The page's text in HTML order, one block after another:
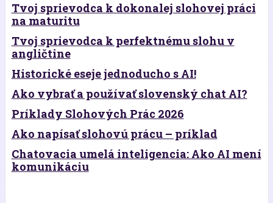
Tvoj sprievodca k dokonalej slohovej práci
na maturitu
Tvoj sprievodca k perfektnému slohu v
angličtine
Historické eseje jednoducho s AI!
Ako vybrať a používať slovenský chat AI?
Príklady Slohových Prác 2026
Ako napísať slohovú prácu – príklad
Chatovacia umelá inteligencia: Ako AI mení
komunikáciu